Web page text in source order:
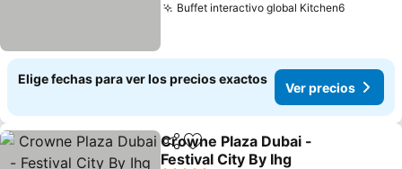
Buffet interactivo global Kitchen6
Elige fechas para ver los precios exactos
Ver precios
CompartirAgregar a favoritos
Crowne Plaza Dubai -
Festival City By Ihg